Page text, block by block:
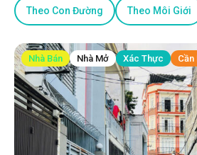
Theo Con Đường Theo Môi Giới
Nhà Bán Nhà Mở Xác Thực Cần